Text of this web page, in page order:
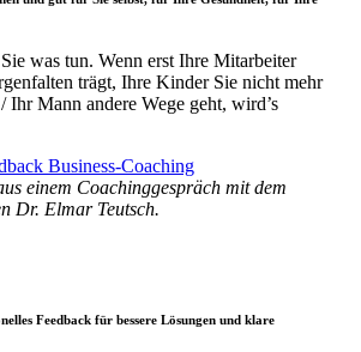
was tun. Wenn erst Ihre Mitarbeiter
trägt, Ihre Kinder Sie nicht mehr
Ihr Mann andere Wege geht, wird’s
einem Coachinggespräch mit dem
Dr. Elmar Teutsch.
Feedback für bessere Lösungen und klare